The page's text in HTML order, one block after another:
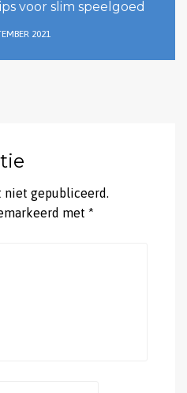
voor slim speelgoed
2021
niet gepubliceerd.
met *